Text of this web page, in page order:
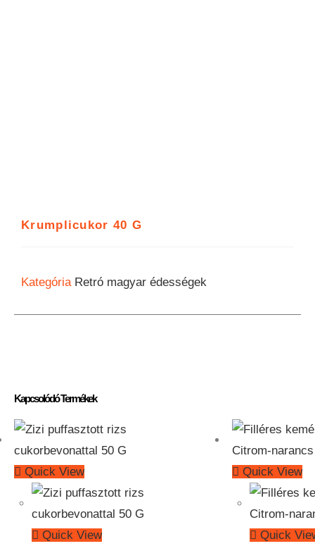
Kapcsolódó Termékek
Quick View
Quick View
Quick View
Quick
Krumplicukor 40 G
Kategória Retró magyar édességek